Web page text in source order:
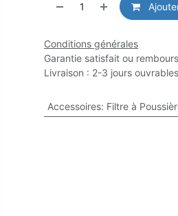
Conditions générales
Garantie satisfait ou
Livraison : 2-3 jours ouvrables
Accessoires: Filtre à